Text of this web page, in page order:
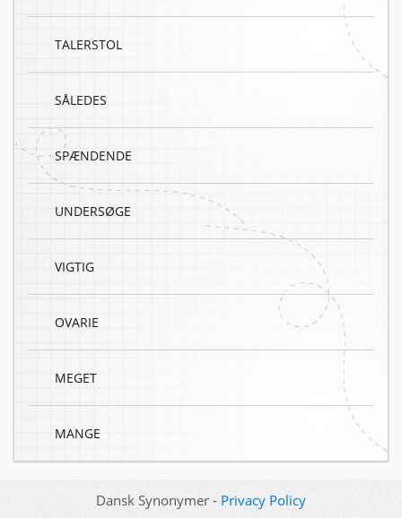
TALERSTOL
SÅLEDES
SPÆNDENDE
UNDERSØGE
VIGTIG
OVARIE
MEGET
MANGE
Dansk Synonymer - Privacy Policy